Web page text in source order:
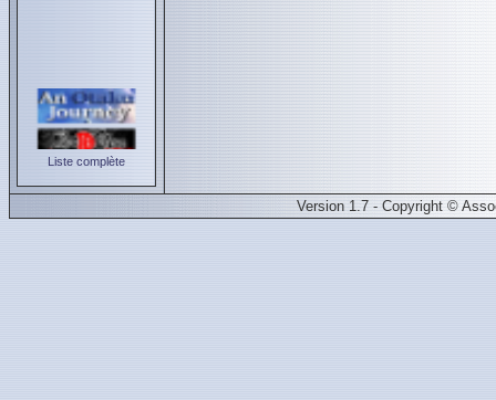
Liste complète
Version 1.7 - Copyright ©